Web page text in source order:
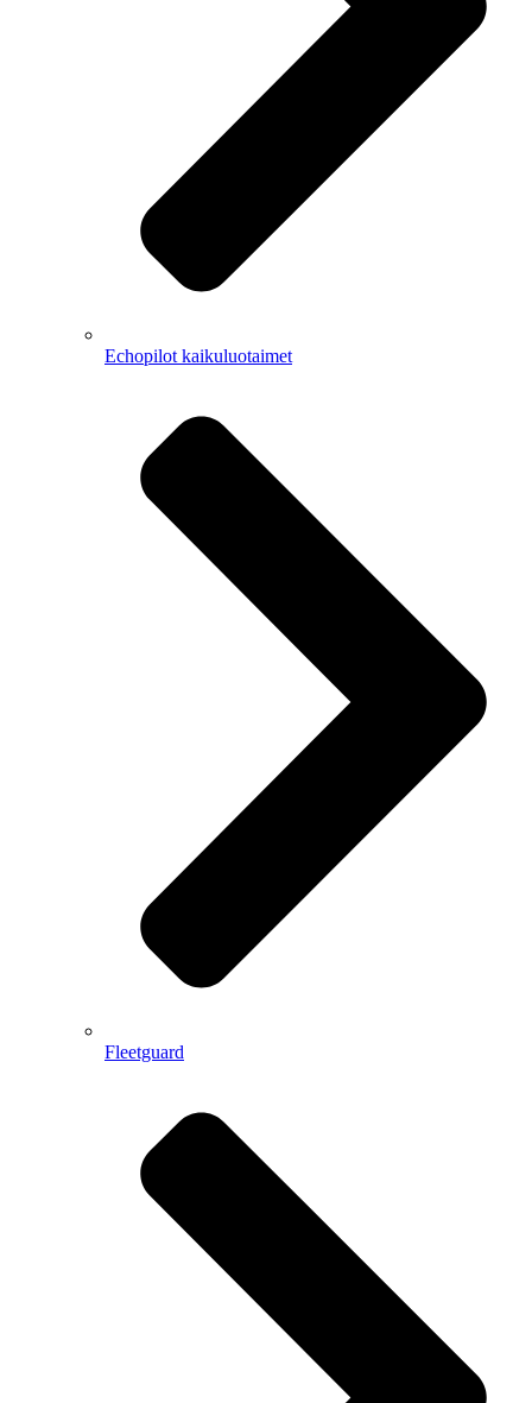
Echopilot kaikuluotaimet
Fleetguard